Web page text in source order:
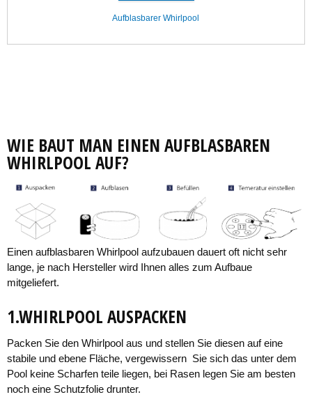
Aufblasbarer Whirlpool
WIE BAUT MAN EINEN AUFBLASBAREN
WHIRLPOOL AUF?
Einen aufblasbaren Whirlpool aufzubauen dauert oft nicht sehr
lange, je nach Hersteller wird Ihnen alles zum Aufbaue
mitgeliefert.
1.WHIRLPOOL AUSPACKEN
Packen Sie den Whirlpool aus und stellen Sie diesen auf eine
stabile und ebene Fläche, vergewissern Sie sich das unter dem
Pool keine Scharfen teile liegen, bei Rasen legen Sie am besten
noch eine Schutzfolie drunter.